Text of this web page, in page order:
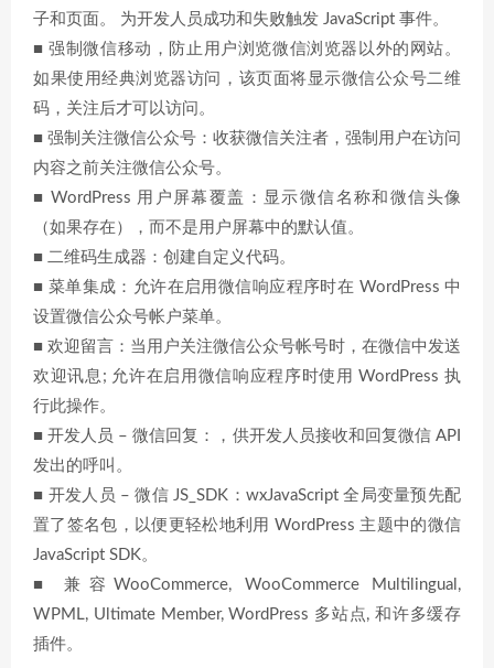
子和页面。 为开发人员成功和失败触发 JavaScript 事件。
■ 强制微信移动，防止用户浏览微信浏览器以外的网站。
如果使用经典浏览器访问，该页面将显示微信公众号二维
码，关注后才可以访问。
■ 强制关注微信公众号：收获微信关注者，强制用户在访问
内容之前关注微信公众号。
■ WordPress 用户屏幕覆盖：显示微信名称和微信头像
（如果存在），而不是用户屏幕中的默认值。
■ 二维码生成器：创建自定义代码。
■ 菜单集成：允许在启用微信响应程序时在 WordPress 中
设置微信公众号帐户菜单。
■ 欢迎留言：当用户关注微信公众号帐号时，在微信中发送
欢迎讯息; 允许在启用微信响应程序时使用 WordPress 执
行此操作。
■ 开发人员 – 微信回复：，供开发人员接收和回复微信 API
发出的呼叫。
■ 开发人员 – 微信 JS_SDK：wxJavaScript 全局变量预先配
置了签名包，以便更轻松地利用 WordPress 主题中的微信
JavaScript SDK。
■ 兼容WooCommerce, WooCommerce Multilingual,
WPML, Ultimate Member, WordPress 多站点, 和许多缓存
插件。